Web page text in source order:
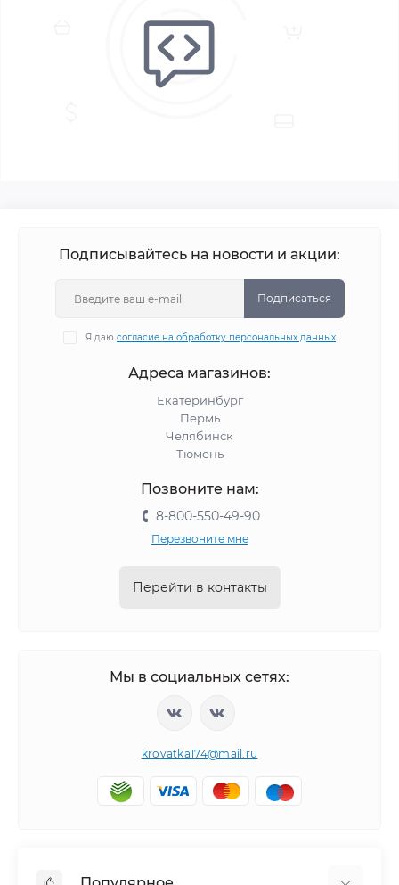
Подписывайтесь на новости и акции:
Подписаться
Я даю согласие на обработку персональных данных
Адреса магазинов:
Екатеринбург
Пермь
Челябинск
Тюмень
Позвоните нам:
8-800-550-49-90
Перезвоните мне
Перейти в контакты
Мы в социальных сетях:
krovatka174@mail.ru